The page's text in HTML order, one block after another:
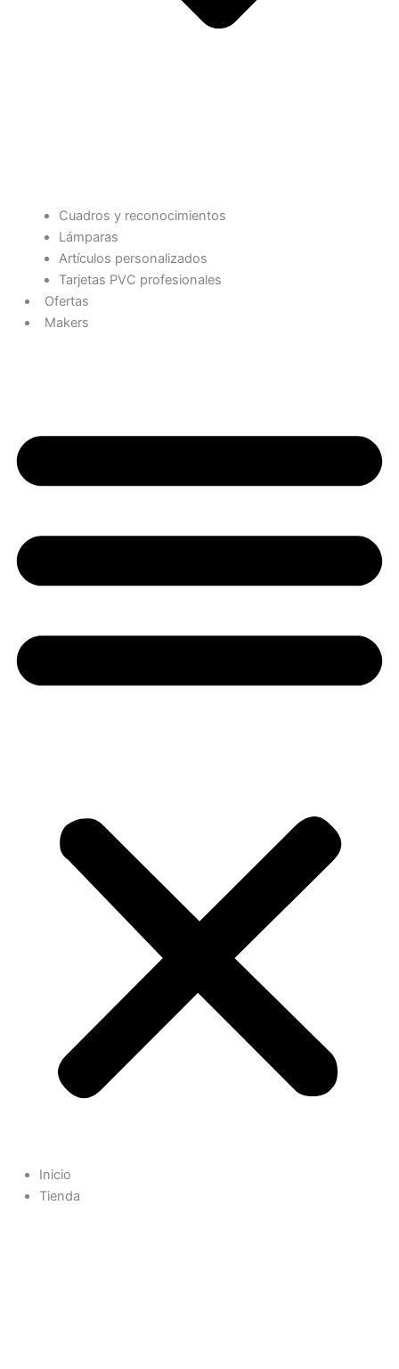
Cuadros y reconocimientos
Lámparas
Artículos personalizados
Tarjetas PVC profesionales
Ofertas
Makers
Inicio
Tienda